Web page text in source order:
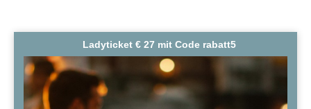
Ladyticket € 27 mit Code rabatt5